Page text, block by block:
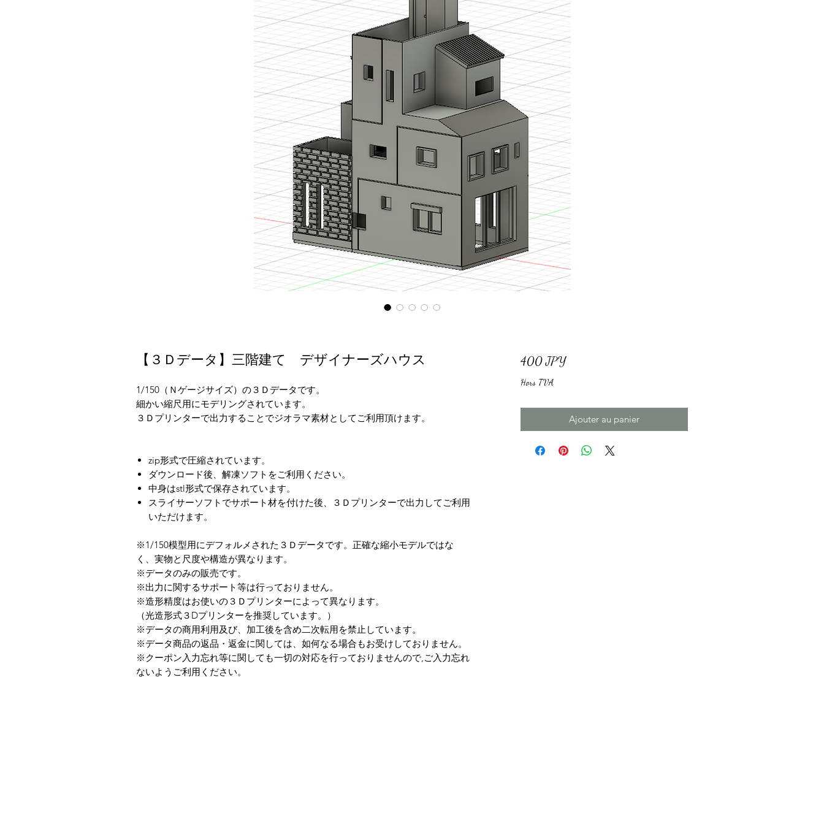
【３Ｄデータ】三階建て デザイナーズハウス
1/150（Ｎゲージサイズ）の３Ｄデータです。
細かい縮尺用にモデリングされています。
３Ｄプリンターで出力することでジオラマ素材としてご利用頂けます。
zip形式で圧縮されています。
ダウンロード後、解凍ソフトをご利用ください。
中身はstl形式で保存されています。
スライサーソフトでサポート材を付けた後、３Ｄプリンターで出力してご利用
いただけます。
※1/150模型用にデフォルメされた３Ｄデータです。正確な縮小モデルではな
く、実物と尺度や構造が異なります。
※データのみの販売です。
※出力に関するサポート等は行っておりません。
※造形精度はお使いの３Ｄプリンターによって異なります。
（光造形式３Dプリンターを推奨しています。）
※データの商用利用及び、加工後を含め二次転用を禁止しています。
※データ商品の返品・返金に関しては、如何なる場合もお受けしておりません。
※クーポン入力忘れ等に関しても一切の対応を行っておりませんので,ご入力忘れ
ないようご利用ください。
400 JPYPrix
Hors TVA
Ajouter au panier